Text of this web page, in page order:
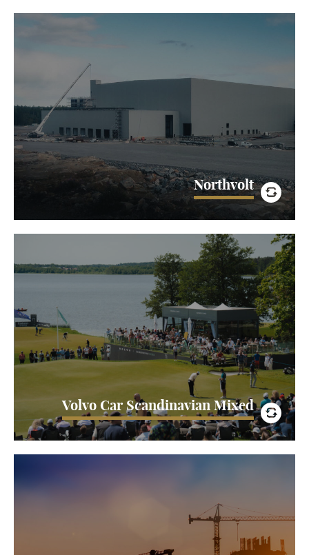
Northvolt
Skellefteå signalerar ett nytt steg i skiftet mot hållbarare
transporter och ett mer miljövänligt samhälle. TPO är…
Volvo Car Scandinavian Mixed
Volvo Car Scandinavian Mixed
TPO är stolt partner och leverantör till Volvo Car
Scandinavian Mixed - tävlingen som samordnas av DP
World Tour och Ladies European Tour och där…
LÄS MER
har varit med från allra första spadtaget för att se till att